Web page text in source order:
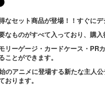
なセット商品が登場！！すぐに
なものがすべて入っており、購
リーゲージ・カードケース・PR
ことができます。
のアニメに登場する新たな主人
おります。